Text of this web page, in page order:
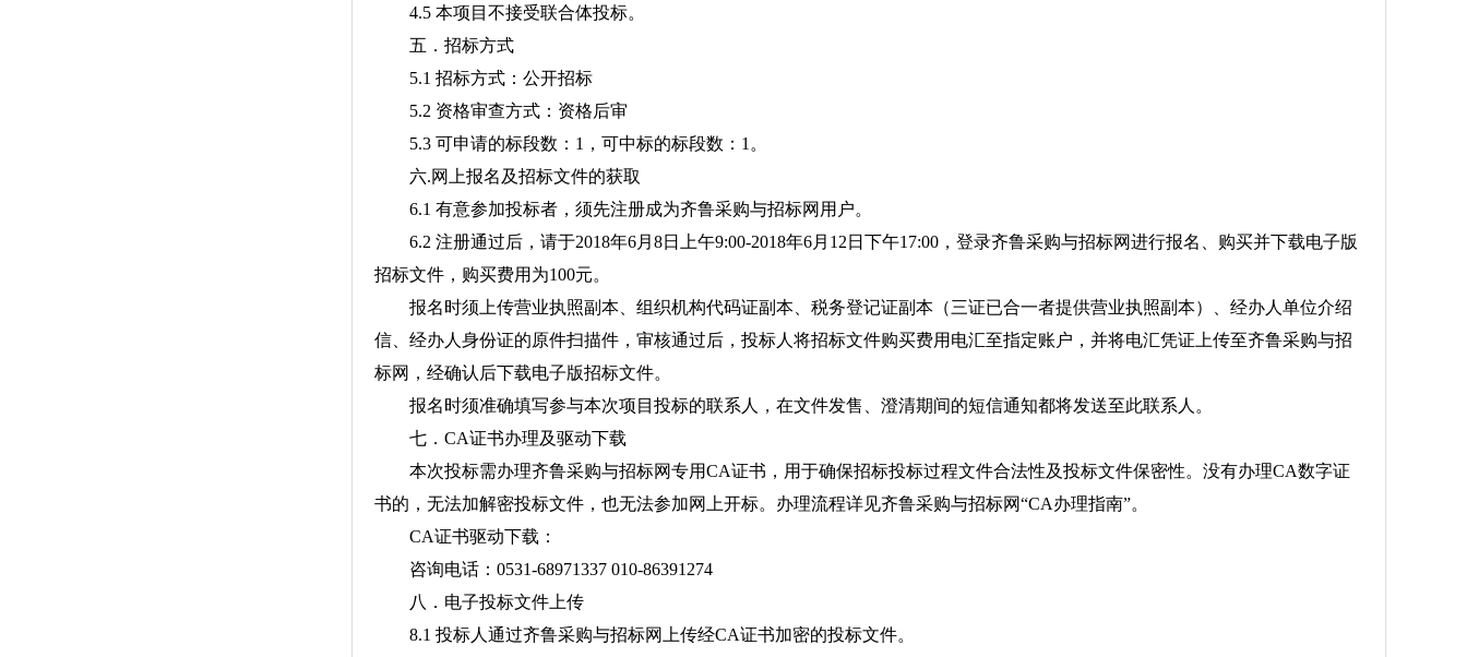
4.5 本项目不接受联合体投标。
五．招标方式
5.1 招标方式：公开招标
5.2 资格审查方式：资格后审
5.3 可申请的标段数：1，可中标的标段数：1。
六.网上报名及招标文件的获取
6.1 有意参加投标者，须先注册成为齐鲁采购与招标网用户。
6.2 注册通过后，请于2018年6月8日上午9:00-2018年6月12日下午17:00，登录齐鲁采购与招标网进行报名、购买并下载电子版
招标文件，购买费用为100元。
报名时须上传营业执照副本、组织机构代码证副本、税务登记证副本（三证已合一者提供营业执照副本）、经办人单位介绍
信、经办人身份证的原件扫描件，审核通过后，投标人将招标文件购买费用电汇至指定账户，并将电汇凭证上传至齐鲁采购与招
标网，经确认后下载电子版招标文件。
报名时须准确填写参与本次项目投标的联系人，在文件发售、澄清期间的短信通知都将发送至此联系人。
七．CA证书办理及驱动下载
本次投标需办理齐鲁采购与招标网专用CA证书，用于确保招标投标过程文件合法性及投标文件保密性。没有办理CA数字证
书的，无法加解密投标文件，也无法参加网上开标。办理流程详见齐鲁采购与招标网“CA办理指南”。
CA证书驱动下载：
咨询电话：0531-68971337 010-86391274
八．电子投标文件上传
8.1 投标人通过齐鲁采购与招标网上传经CA证书加密的投标文件。